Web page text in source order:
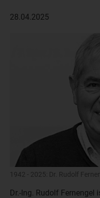
28.04.2025
1942 - 2025: Dr. Rudolf
Dr.-Ing. Rudolf Fernengel